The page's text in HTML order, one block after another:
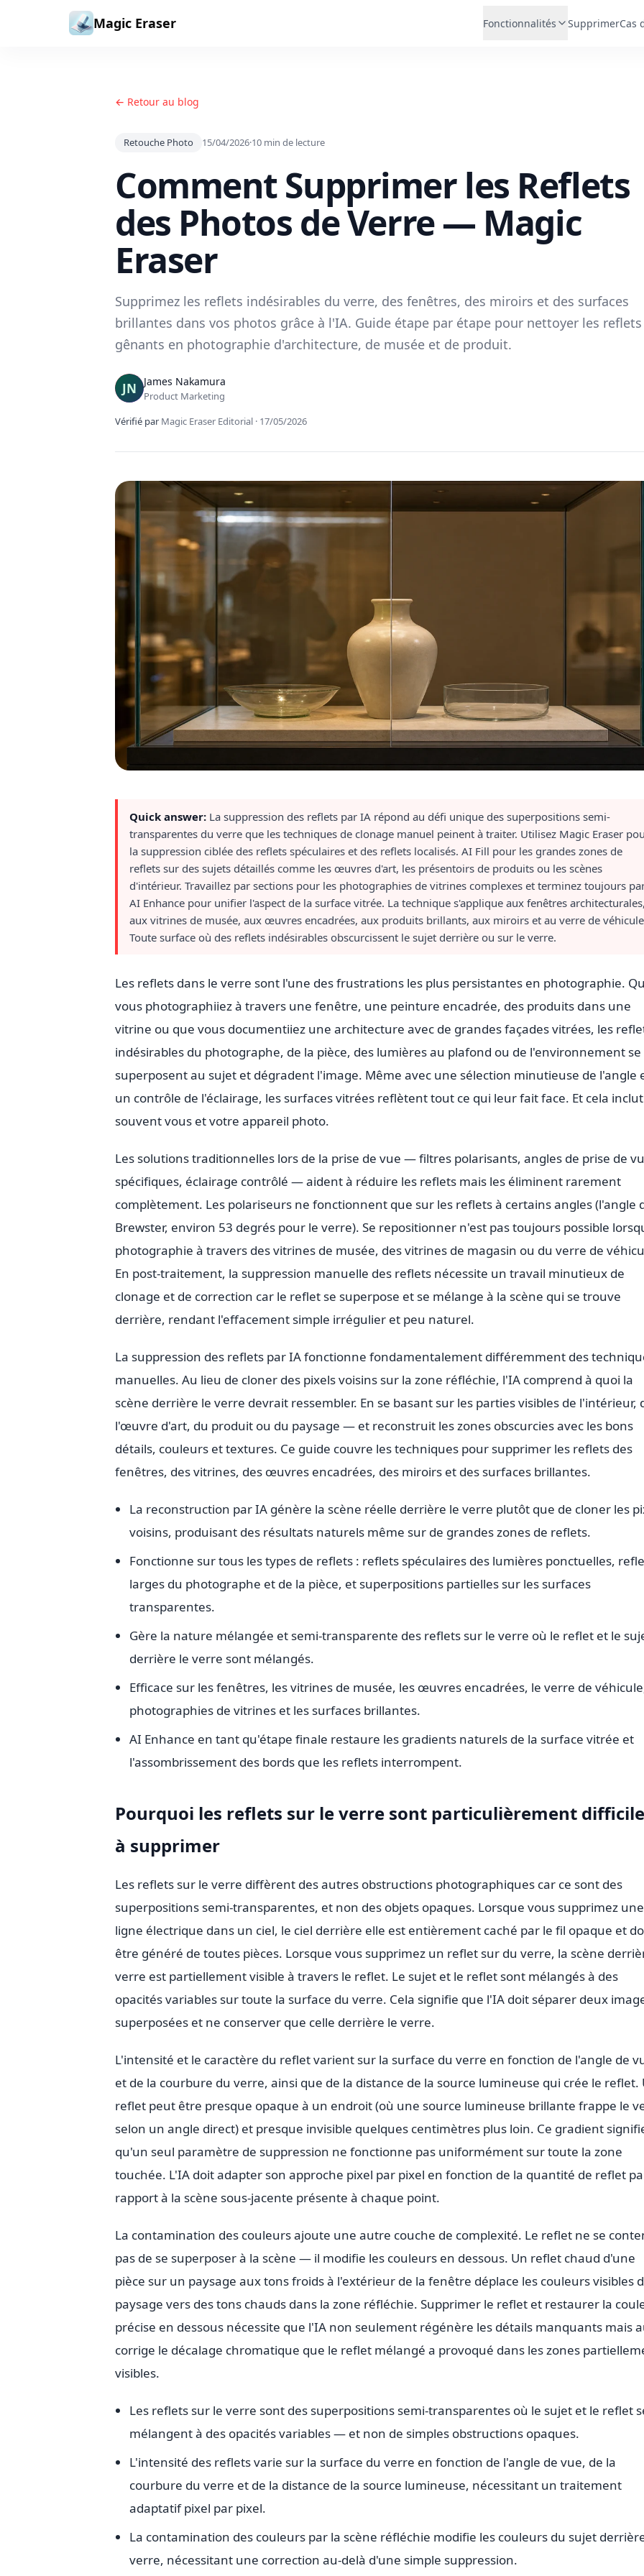
Aller au contenu
Magic Eraser Fonctionnalités SupprimerCas
← Retour au blog
Retouche Photo 15/04/2026·10 min de lecture
Comment Supprimer les Reflets
des Photos de Verre — Magic
Eraser
Supprimez les reflets indésirables du verre, des fenêtres, des miroirs et des surfaces
brillantes dans vos photos grâce à l'IA. Guide étape par étape pour nettoyer les reflets
gênants en photographie d'architecture, de musée et de produit.
James Nakamura
Product Marketing
Vérifié par Magic Eraser Editorial · 17/05/2026
Quick answer: La suppression des reflets par IA répond au défi unique des superpositions semi-
transparentes du verre que les techniques de clonage manuel peinent à traiter. Utilisez Magic Eraser
la suppression ciblée des reflets spéculaires et des reflets localisés. AI Fill pour les grandes zones de
reflets sur des sujets détaillés comme les œuvres d'art, les présentoirs de produits ou les scènes
d'intérieur. Travaillez par sections pour les photographies de vitrines complexes et terminez toujours
AI Enhance pour unifier l'aspect de la surface vitrée. La technique s'applique aux fenêtres architecturales,
aux vitrines de musée, aux œuvres encadrées, aux produits brillants, aux miroirs et au verre de
Toute surface où des reflets indésirables obscurcissent le sujet derrière ou sur le verre.
Les reflets dans le verre sont l'une des frustrations les plus persistantes en photographie.
vous photographiiez à travers une fenêtre, une peinture encadrée, des produits dans une
vitrine ou que vous documentiiez une architecture avec de grandes façades vitrées, les
indésirables du photographe, de la pièce, des lumières au plafond ou de l'environnement se
superposent au sujet et dégradent l'image. Même avec une sélection minutieuse de l'angle
un contrôle de l'éclairage, les surfaces vitrées reflètent tout ce qui leur fait face. Et cela inclut
souvent vous et votre appareil photo.
Les solutions traditionnelles lors de la prise de vue — filtres polarisants, angles de prise de
spécifiques, éclairage contrôlé — aident à réduire les reflets mais les éliminent rarement
complètement. Les polariseurs ne fonctionnent que sur les reflets à certains angles (l'angle
Brewster, environ 53 degrés pour le verre). Se repositionner n'est pas toujours possible
photographie à travers des vitrines de musée, des vitrines de magasin ou du verre de
En post-traitement, la suppression manuelle des reflets nécessite un travail minutieux de
clonage et de correction car le reflet se superpose et se mélange à la scène qui se trouve
derrière, rendant l'effacement simple irrégulier et peu naturel.
La suppression des reflets par IA fonctionne fondamentalement différemment des
manuelles. Au lieu de cloner des pixels voisins sur la zone réfléchie, l'IA comprend à quoi la
scène derrière le verre devrait ressembler. En se basant sur les parties visibles de l'intérieur,
l'œuvre d'art, du produit ou du paysage — et reconstruit les zones obscurcies avec les bons
détails, couleurs et textures. Ce guide couvre les techniques pour supprimer les reflets des
fenêtres, des vitrines, des œuvres encadrées, des miroirs et des surfaces brillantes.
La reconstruction par IA génère la scène réelle derrière le verre plutôt que de cloner les
voisins, produisant des résultats naturels même sur de grandes zones de reflets.
Fonctionne sur tous les types de reflets : reflets spéculaires des lumières ponctuelles,
larges du photographe et de la pièce, et superpositions partielles sur les surfaces
transparentes.
Gère la nature mélangée et semi-transparente des reflets sur le verre où le reflet et le
derrière le verre sont mélangés.
Efficace sur les fenêtres, les vitrines de musée, les œuvres encadrées, le verre de
photographies de vitrines et les surfaces brillantes.
AI Enhance en tant qu'étape finale restaure les gradients naturels de la surface vitrée et
l'assombrissement des bords que les reflets interrompent.
Pourquoi les reflets sur le verre sont particulièrement
à supprimer
Les reflets sur le verre diffèrent des autres obstructions photographiques car ce sont des
superpositions semi-transparentes, et non des objets opaques. Lorsque vous supprimez une
ligne électrique dans un ciel, le ciel derrière elle est entièrement caché par le fil opaque et
être généré de toutes pièces. Lorsque vous supprimez un reflet sur du verre, la scène
verre est partiellement visible à travers le reflet. Le sujet et le reflet sont mélangés à des
opacités variables sur toute la surface du verre. Cela signifie que l'IA doit séparer deux
superposées et ne conserver que celle derrière le verre.
L'intensité et le caractère du reflet varient sur la surface du verre en fonction de l'angle de
et de la courbure du verre, ainsi que de la distance de la source lumineuse qui crée le reflet.
reflet peut être presque opaque à un endroit (où une source lumineuse brillante frappe le
selon un angle direct) et presque invisible quelques centimètres plus loin. Ce gradient
qu'un seul paramètre de suppression ne fonctionne pas uniformément sur toute la zone
touchée. L'IA doit adapter son approche pixel par pixel en fonction de la quantité de reflet
rapport à la scène sous-jacente présente à chaque point.
La contamination des couleurs ajoute une autre couche de complexité. Le reflet ne se
pas de se superposer à la scène — il modifie les couleurs en dessous. Un reflet chaud d'une
pièce sur un paysage aux tons froids à l'extérieur de la fenêtre déplace les couleurs visibles
paysage vers des tons chauds dans la zone réfléchie. Supprimer le reflet et restaurer la
précise en dessous nécessite que l'IA non seulement régénère les détails manquants mais
corrige le décalage chromatique que le reflet mélangé a provoqué dans les zones
visibles.
Les reflets sur le verre sont des superpositions semi-transparentes où le sujet et le reflet
mélangent à des opacités variables — et non de simples obstructions opaques.
L'intensité des reflets varie sur la surface du verre en fonction de l'angle de vue, de la
courbure du verre et de la distance de la source lumineuse, nécessitant un traitement
adaptatif pixel par pixel.
La contamination des couleurs par la scène réfléchie modifie les couleurs du sujet
verre, nécessitant une correction au-delà d'une simple suppression.